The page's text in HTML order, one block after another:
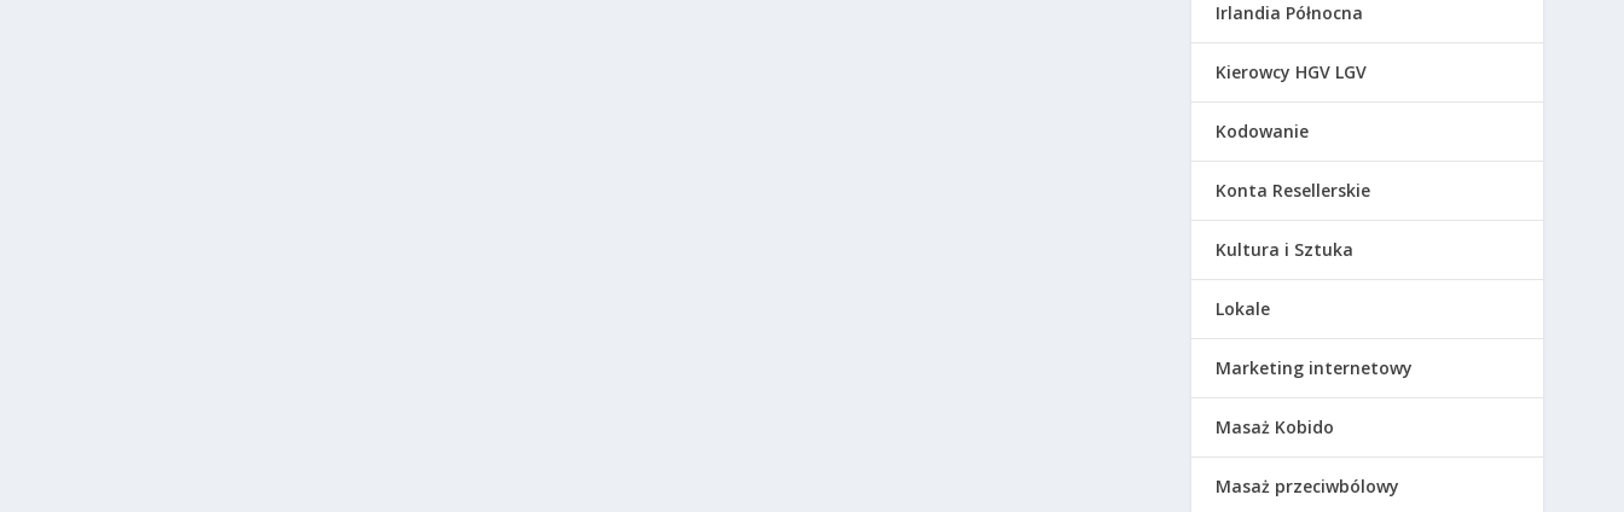
Irlandia Północna
Kierowcy HGV LGV
Kodowanie
Konta Resellerskie
Kultura i Sztuka
Lokale
Marketing internetowy
Masaż Kobido
Masaż przeciwbólowy